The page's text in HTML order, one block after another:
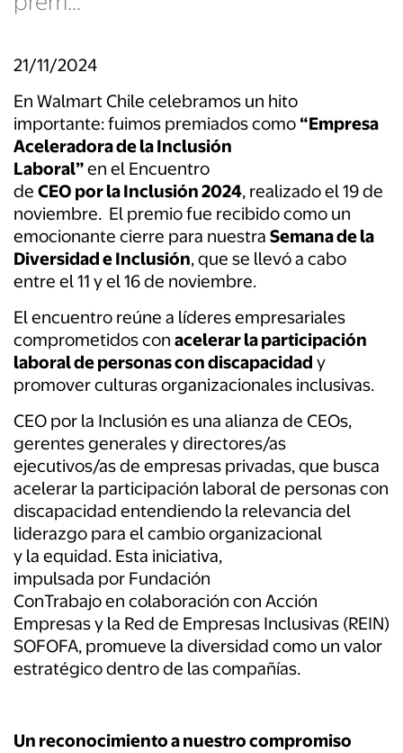
21/11/2024
En Walmart Chile celebramos un hito
importante: fuimos premiados como “Empresa
Aceleradora delaInclusión
Laboral”en el Encuentro
de CEO porlaInclusión 2024, realizadoel19 de
noviembre. El premio fue recibido como un
emocionante cierre para nuestra Semana dela
Diversidad e Inclusión, que se llevó a cabo
entre el 11 y el 16 de noviembre.
El encuentro reúne a líderes empresariales
comprometidos con acelerarlaparticipación
laboral de personas con discapacidad y
promover culturas organizacionales inclusivas.
CEO por la Inclusión es una alianza de CEOs,
gerentes generales y directores/as
ejecutivos/as de empresas privadas, que busca
acelerar la participación laboral de personas con
discapacidad entendiendo la relevancia del
liderazgo para elcambio organizacional
y la equidad. Esta iniciativa,
impulsada por Fundación
ConTrabajoen colaboración con Acción
Empresas y la Red de Empresas Inclusivas (REIN)
SOFOFA, promueve la diversidad como un valor
estratégico dentro de las compañías.
Un reconocimiento a nuestro compromiso